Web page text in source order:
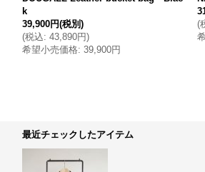
k
39,900円(税別)
(税込: 43,890円)
希望小売価格: 39,900円
(
最近チェックしたアイテム